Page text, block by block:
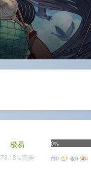
极易
73.13%完美
0%
白0 金0 银0 铜0